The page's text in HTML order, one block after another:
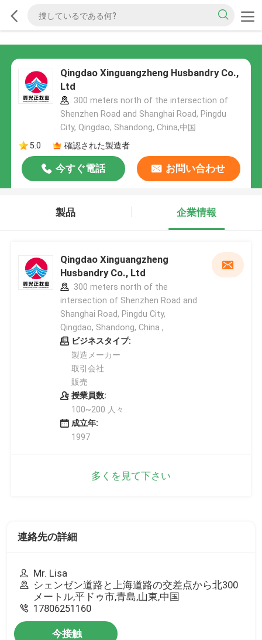
Qingdao Xinguangzheng Husbandry Co.,
Ltd
300 meters north of the intersection of
Shenzhen Road and Shanghai Road, Pingdu
City, Qingdao, Shandong, China,中国
5.0
確認された製造者
今すぐ電話 お問い合わせ
製品 企業情報
Qingdao Xinguangzheng
Husbandry Co., Ltd
300 meters north of the
intersection of Shenzhen Road and
Shanghai Road, Pingdu City,
Qingdao, Shandong, China ,
ビジネスタイプ:
製造メーカー
取引会社
販売
授業員数:
100~200 人々
成立年:
1997
多くを見て下さい
連絡先の詳細
Mr. Lisa
シェンゼン道路と上海道路の交差点から北300
メートル,平ドゥ市,青島,山東,中国
17806251160
今接触